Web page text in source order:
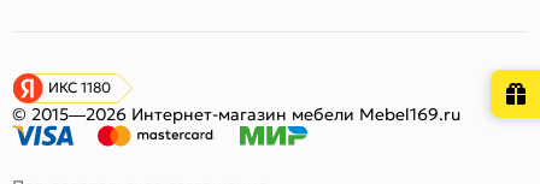
ИКС 1180
© 2015—2026 Интернет-магазин мебели Mebel169.ru